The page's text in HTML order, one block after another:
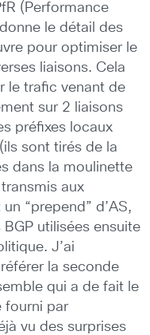
(Performance
le détail des
pour optimiser le
liaisons. Cela
le trafic venant de
sur 2 liaisons
préfixes locaux
sont tirés de la
dans la moulinette
aux
“prepend” d’AS,
utilisées ensuite
J’ai
la seconde
qui a de fait le
fourni par
vu des surprises